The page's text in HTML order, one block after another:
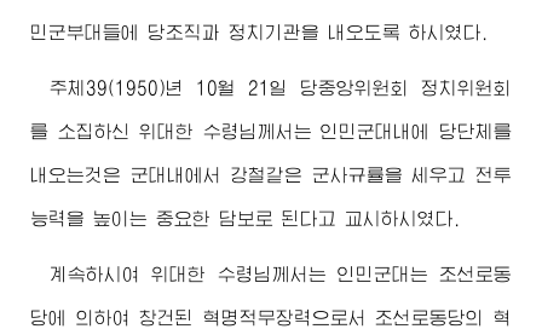
민군부대들에 당조직과 정치기관을 내오도록 하시였다.
주체39(1950)년 10월 21일 당중앙위원회 정치위원회
를 소집하신위대한 수령님께서 는 인민군대내에 당단체를
내오는것은 군대내에서 강철같은 군사규률을 세우고 전투
능력을 높이는 중요한 담보로 된다고 교시하시였다.
계속하시여위대한 수령님께서 는 인민군대는 조선로동
당에 의하여 창건된 혁명적무장력으로서 조선로동당의 혁